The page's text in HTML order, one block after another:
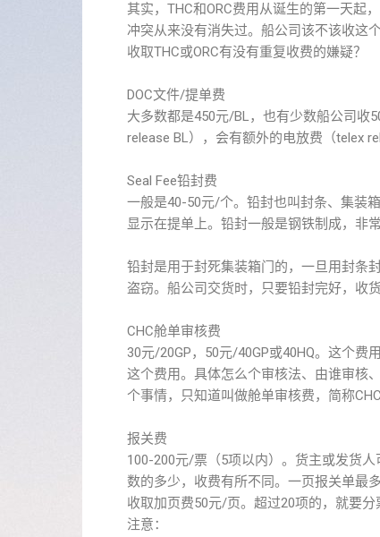
其实，THC和ORC费用从诞生的第一天起
冲突从来没有消失过。船公司该不该收这
收取THC或ORC有没有重复收费的嫌疑？
DOC文件/提单费
大多数都是450元/BL，也有少数船公司收
release BL），会有额外的电放费（telex
Seal Fee铅封费
一般是40-50元/个。铅封也叫封条、集装
显示在提单上。铅封一般是钢铁制成，非常
铅封是用于封死集装箱门的，一旦用封条
盗窃。船公司交货时，只要铅封完好，收
CHC舱单审核费
30元/20GP，50元/40GP或40HQ。这个
这个费用。具体怎么个审核法、由谁审核
个事情，只知道叫做舱单审核费，简称
报关费
100-200元/票（5项以内）。货主或发货
数的多少，收费有所不同。一页报关单最
收取加页费50元/页。超过20项的，就要分
注意：